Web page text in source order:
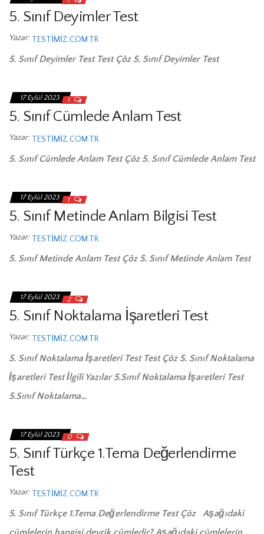
5. Sınıf Deyimler Test
Yazar: TESTIMIZ.COM.TR
5. Sınıf Deyimler Test Test Çöz 5. Sınıf Deyimler Test
17 Eylül 2023 1
5. Sınıf Cümlede Anlam Test
Yazar: TESTIMIZ.COM.TR
5. Sınıf Cümlede Anlam Test Çöz 5. Sınıf Cümlede Anlam Test
17 Eylül 2023 1
5. Sınıf Metinde Anlam Bilgisi Test
Yazar: TESTIMIZ.COM.TR
5. Sınıf Metinde Anlam Test Çöz 5. Sınıf Metinde Anlam Test
17 Eylül 2023 2
5. Sınıf Noktalama İşaretleri Test
Yazar: TESTIMIZ.COM.TR
5. Sınıf Noktalama İşaretleri Test Test Çöz 5. Sınıf Noktalama
İşaretleri Test İlgili Yazılar 5.Sınıf Noktalama İşaretleri Test
5.Sınıf Noktalama…
17 Eylül 2023 0
5. Sınıf Türkçe 1.Tema Değerlendirme
Test
Yazar: TESTIMIZ.COM.TR
5. Sınıf Türkçe 1.Tema Değerlendirme Test Çöz Aşağıdaki